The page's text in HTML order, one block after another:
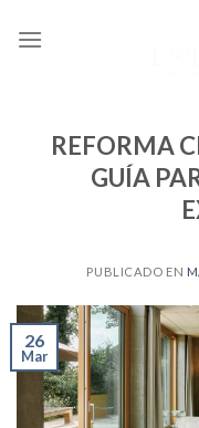
REFORMA
GUÍA
PUBLICADO EN
26
Mar